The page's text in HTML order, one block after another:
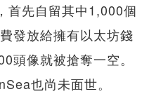
首先自留其中1,000個
發放給擁有以太坊錢
頭像就被搶奪一空。
也尚未面世。